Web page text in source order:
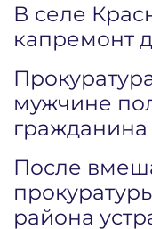
В селе
капремонт
мужчине
После
района